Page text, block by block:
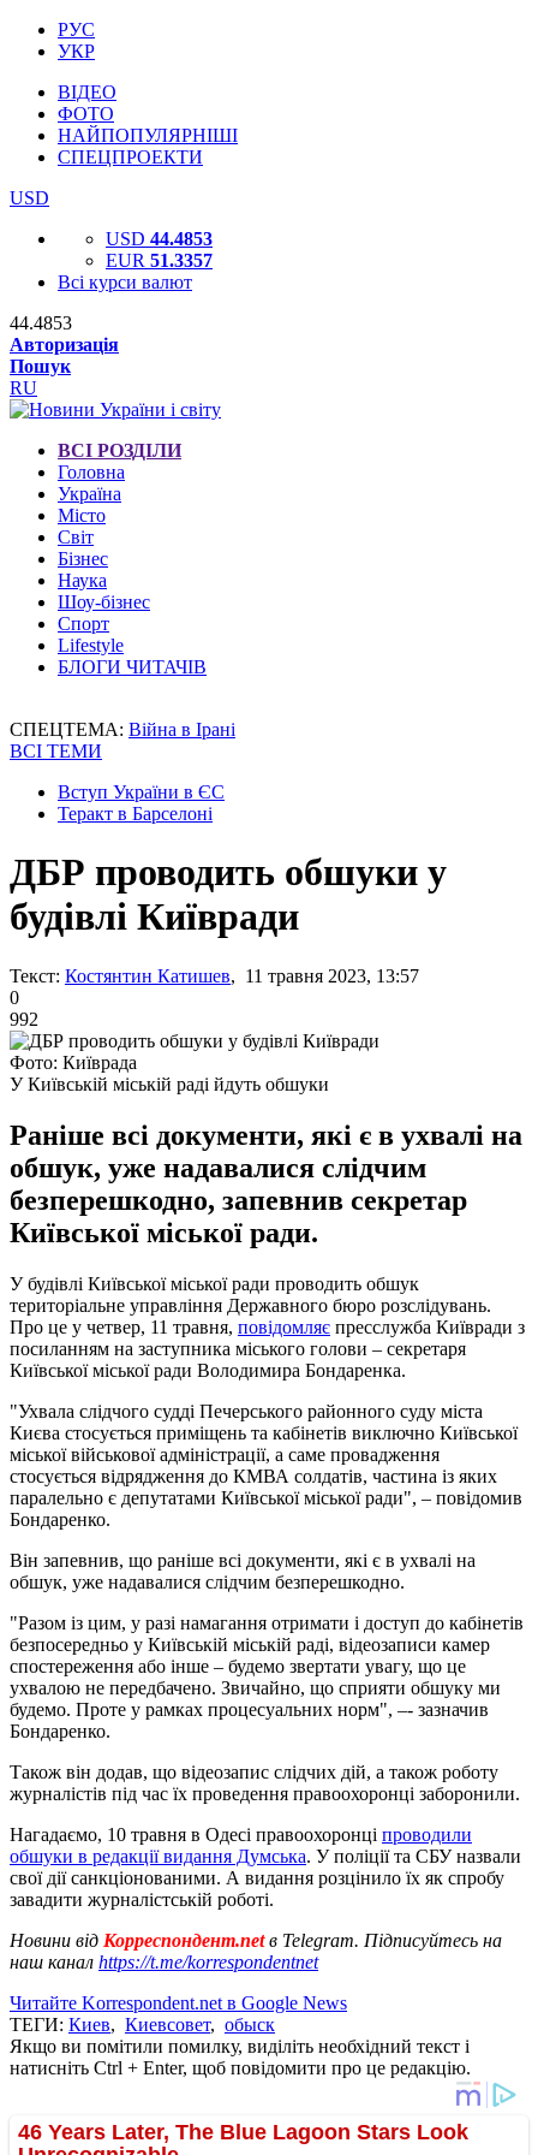
РУС
УКР
ВІДЕО
ФОТО
НАЙПОПУЛЯРНІШІ
СПЕЦПРОЕКТИ
USD
USD 44.4853
EUR 51.3357
Всі курси валют
44.4853
Авторизація
Пошук
RU
ВСІ РОЗДІЛИ
Головна
Україна
Місто
Світ
Бізнес
Наука
Шоу-бізнес
Спорт
Lifestyle
БЛОГИ ЧИТАЧІВ
СПЕЦТЕМА: Війна в Ірані
ВСІ ТЕМИ
Вступ України в ЄС
Теракт в Барселоні
ДБР проводить обшуки у
будівлі Київради
Текст: Костянтин Катишев, 11 травня 2023, 13:57
0
992
Фото: Київрада
У Київській міській раді йдуть обшуки
Раніше всі документи, які є в ухвалі на
обшук, уже надавалися слідчим
безперешкодно, запевнив секретар
Київської міської ради.
У будівлі Київської міської ради проводить обшук
територіальне управління Державного бюро розслідувань.
Про це у четвер, 11 травня, повідомляє пресслужба Київради з
посиланням на заступника міського голови – секретаря
Київської міської ради Володимира Бондаренка.
"Ухвала слідчого судді Печерського районного суду міста
Києва стосується приміщень та кабінетів виключно Київської
міської військової адміністрації, а саме провадження
стосується відрядження до КМВА солдатів, частина із яких
паралельно є депутатами Київської міської ради", – повідомив
Бондаренко.
Він запевнив, що раніше всі документи, які є в ухвалі на
обшук, уже надавалися слідчим безперешкодно.
"Разом із цим, у разі намагання отримати і доступ до кабінетів
безпосередньо у Київській міській раді, відеозаписи камер
спостереження або інше – будемо звертати увагу, що це
ухвалою не передбачено. Звичайно, що сприяти обшуку ми
будемо. Проте у рамках процесуальних норм", –- зазначив
Бондаренко.
Також він додав, що відеозапис слідчих дій, а також роботу
журналістів під час їх проведення правоохоронці заборонили.
Нагадаємо, 10 травня в Одесі правоохоронці проводили
обшуки в редакції видання Думська. У поліції та СБУ назвали
свої дії санкціонованими. А видання розцінило їх як спробу
завадити журналістській роботі.
Новини від Корреспондент.netв Telegram. Підписуйтесь на
наш канал https://t.me/korrespondentnet
Читайте Korrespondent.net в Google News
ТЕГИ: Киев, Киевсовет, обыск
Якщо ви помітили помилку, виділіть необхідний текст і
натисніть Ctrl + Enter, щоб повідомити про це редакцію.